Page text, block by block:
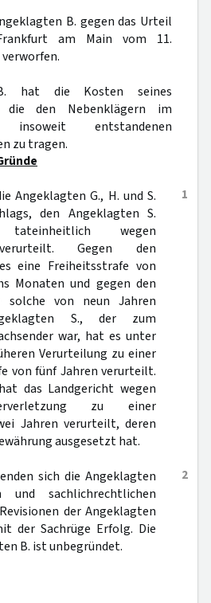
B. gegen das Urteil
am Main vom 11.
hat die Kosten seines
die den Nebenklägern im
insoweit entstandenen
zu tragen.
1
Angeklagten G., H. und S.
den Angeklagten S.
wegen
Gegen den
eine Freiheitsstrafe von
Monaten und gegen den
solche von neun Jahren
S., der zum
war, hat es unter
Verurteilung zu einer
von fünf Jahren verurteilt.
das Landgericht wegen
zu einer
Jahren verurteilt, deren
ausgesetzt hat.
2
sich die Angeklagten
und sachlichrechtlichen
der Angeklagten
der Sachrüge Erfolg. Die
B. ist unbegründet.